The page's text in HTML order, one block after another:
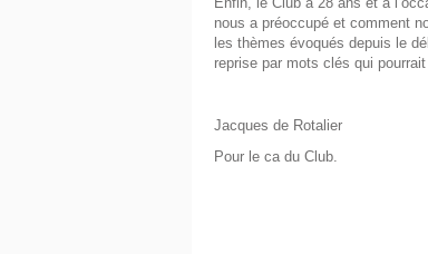
nous a préoccupé et comment
les thèmes évoqués depuis le
reprise par mots clés qui
Jacques de Rotalier
Pour le ca du Club.